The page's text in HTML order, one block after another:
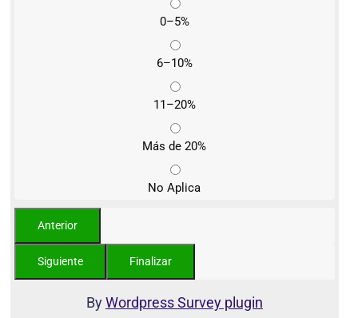
0–5%
6–10%
11–20%
Más de 20%
No Aplica
ByWordpress Survey plugin